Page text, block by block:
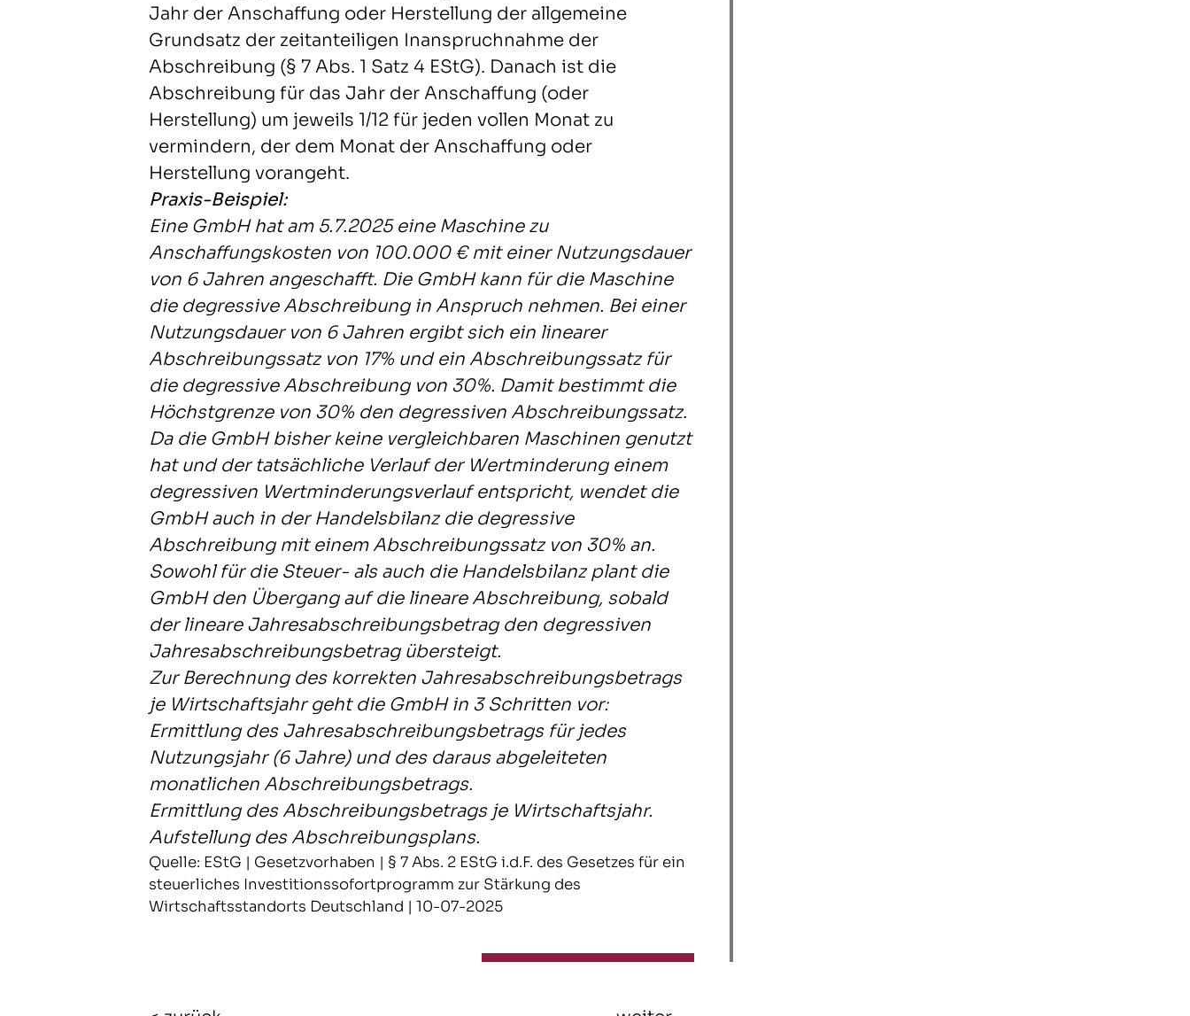
Jahr der Anschaffung oder Herstellung der allgemeine
Grundsatz der zeitanteiligen Inanspruchnahme der
Abschreibung (§ 7 Abs. 1 Satz 4 EStG). Danach ist die
Abschreibung für das Jahr der Anschaffung (oder
Herstellung) um jeweils 1/12 für jeden vollen Monat zu
vermindern, der dem Monat der Anschaffung oder
Herstellung vorangeht.
Praxis-Beispiel:
Eine GmbH hat am 5.7.2025 eine Maschine zu
Anschaffungskosten von 100.000 € mit einer Nutzungsdauer
von 6 Jahren angeschafft. Die GmbH kann für die Maschine
die degressive Abschreibung in Anspruch nehmen. Bei einer
Nutzungsdauer von 6 Jahren ergibt sich ein linearer
Abschreibungssatz von 17% und ein Abschreibungssatz für
die degressive Abschreibung von 30%. Damit bestimmt die
Höchstgrenze von 30% den degressiven Abschreibungssatz.
Da die GmbH bisher keine vergleichbaren Maschinen genutzt
hat und der tatsächliche Verlauf der Wertminderung einem
degressiven Wertminderungsverlauf entspricht, wendet die
GmbH auch in der Handelsbilanz die degressive
Abschreibung mit einem Abschreibungssatz von 30% an.
Sowohl für die Steuer- als auch die Handelsbilanz plant die
GmbH den Übergang auf die lineare Abschreibung, sobald
der lineare Jahresabschreibungsbetrag den degressiven
Jahresabschreibungsbetrag übersteigt.
Zur Berechnung des korrekten Jahresabschreibungsbetrags
je Wirtschaftsjahr geht die GmbH in 3 Schritten vor:
Ermittlung des Jahresabschreibungsbetrags für jedes
Nutzungsjahr (6 Jahre) und des daraus abgeleiteten
monatlichen Abschreibungsbetrags.
Ermittlung des Abschreibungsbetrags je Wirtschaftsjahr.
Aufstellung des Abschreibungsplans.
Quelle: EStG | Gesetzvorhaben | § 7 Abs. 2 EStG i.d.F. des Gesetzes für ein
steuerliches Investitionssofortprogramm zur Stärkung des
Wirtschaftsstandorts Deutschland | 10-07-2025